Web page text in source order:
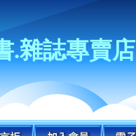
.雜誌專賣店